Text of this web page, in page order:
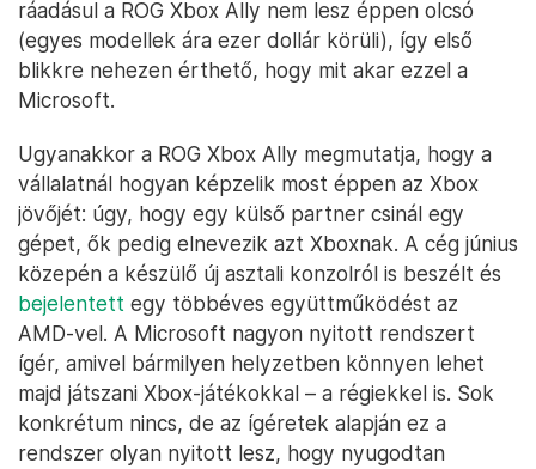
ráadásul a ROG Xbox Ally nem lesz éppen olcsó
(egyes modellek ára ezer dollár körüli), így első
blikkre nehezen érthető, hogy mit akar ezzel a
Microsoft.
Ugyanakkor a ROG Xbox Ally megmutatja, hogy a
vállalatnál hogyan képzelik most éppen az Xbox
jövőjét: úgy, hogy egy külső partner csinál egy
gépet, ők pedig elnevezik azt Xboxnak. A cég június
közepén a készülő új asztali konzolról is beszélt és
bejelentett egy többéves együttműködést az
AMD-vel. A Microsoft nagyon nyitott rendszert
ígér, amivel bármilyen helyzetben könnyen lehet
majd játszani Xbox-játékokkal – a régiekkel is. Sok
konkrétum nincs, de az ígéretek alapján ez a
rendszer olyan nyitott lesz, hogy nyugodtan